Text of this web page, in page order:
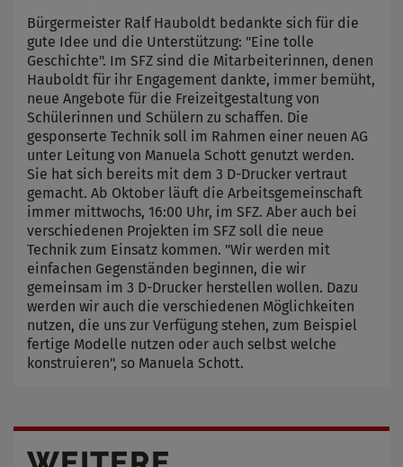
Bürgermeister Ralf Hauboldt bedankte sich für die
gute Idee und die Unterstützung: "Eine tolle
Geschichte". Im SFZ sind die Mitarbeiterinnen, denen
Hauboldt für ihr Engagement dankte, immer bemüht,
neue Angebote für die Freizeitgestaltung von
Schülerinnen und Schülern zu schaffen. Die
gesponserte Technik soll im Rahmen einer neuen AG
unter Leitung von Manuela Schott genutzt werden.
Sie hat sich bereits mit dem 3 D-Drucker vertraut
gemacht. Ab Oktober läuft die Arbeitsgemeinschaft
immer mittwochs, 16:00 Uhr, im SFZ. Aber auch bei
verschiedenen Projekten im SFZ soll die neue
Technik zum Einsatz kommen. "Wir werden mit
einfachen Gegenständen beginnen, die wir
gemeinsam im 3 D-Drucker herstellen wollen. Dazu
werden wir auch die verschiedenen Möglichkeiten
nutzen, die uns zur Verfügung stehen, zum Beispiel
fertige Modelle nutzen oder auch selbst welche
konstruieren", so Manuela Schott.